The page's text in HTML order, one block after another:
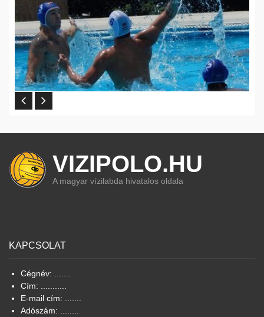
VIZIPOLO.HU
A magyar vízilabda hivatalos oldala
KAPCSOLAT
Cégnév: .......
Cím: ...........
E-mail cím: .......
Adószám: ........